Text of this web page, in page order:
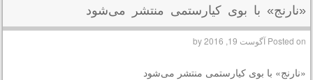
«نارنج» با بوی کیارستمی منتشر می‌شود
Posted onآگوست 19, 2016 by
«نارنج» با بوی کیارستمی منتشر می‌شود